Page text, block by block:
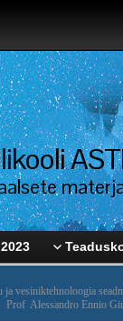
vesiniktehnoloogia
Prof Alessandro Ennio